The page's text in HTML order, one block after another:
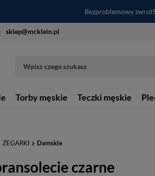
Bezproblemowy zwrot
sklep@mcklein.pl
Torby męskie Teczki męskie
ZEGARKI Damskie
czarne